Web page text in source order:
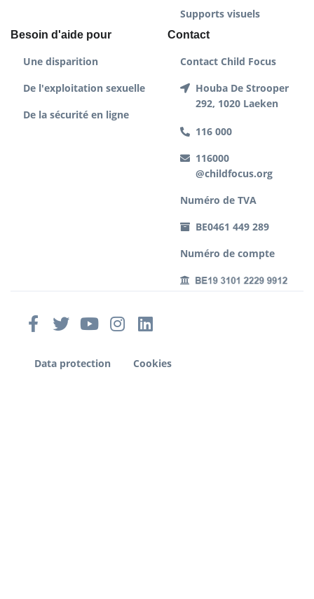
Supports visuels
Besoin d'aide pour
Une disparition
De l'exploitation sexuelle
De la sécurité en ligne
Contact
Contact Child Focus
Houba De Strooper
292, 1020 Laeken
116 000
116000
@childfocus.org
Numéro de TVA
BE0461 449 289
Numéro de compte
Data protection Cookies